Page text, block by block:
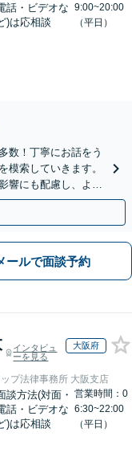
話・ビデオな
)は応相談
9:00~20:00
（平日）
数！丁寧にお話をう
模索していきます。
響にも配慮し、より
ールで面談予約
インタビュ
ーを見る
大阪府
プ法律事務所 大阪支店
談方法(対面・
話・ビデオな
)は応相談
営業時間：0
6:30~22:00
（平日）